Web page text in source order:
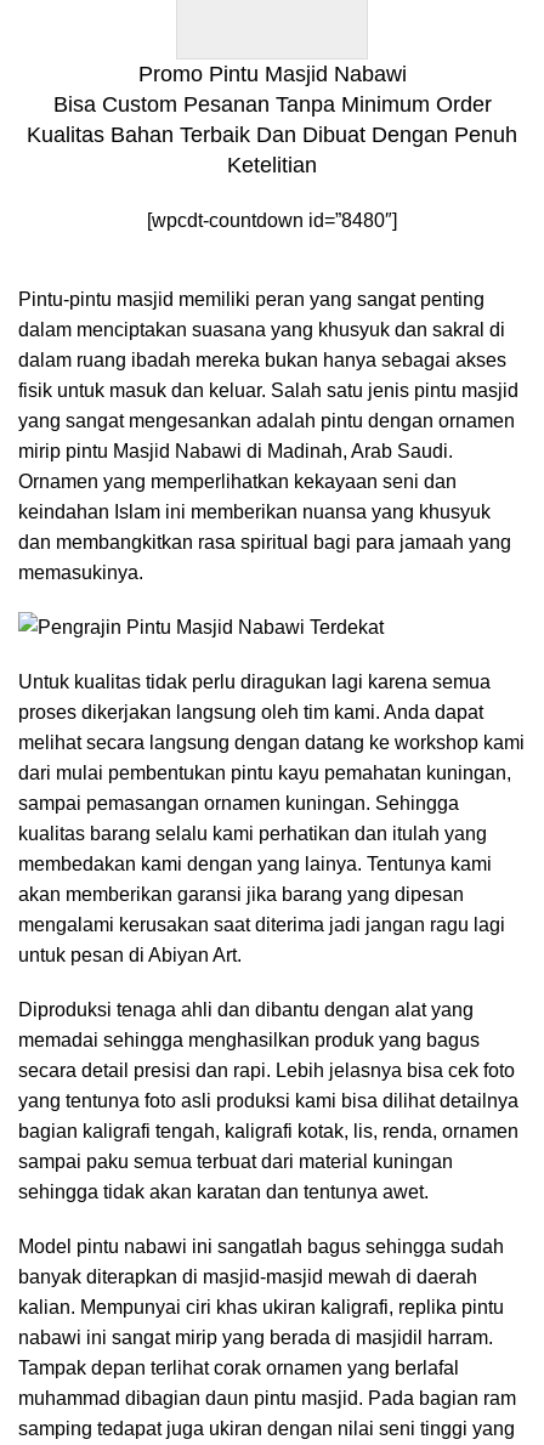
Promo Pintu Masjid Nabawi
Bisa Custom Pesanan Tanpa Minimum Order
Kualitas Bahan Terbaik Dan Dibuat Dengan Penuh
Ketelitian
[wpcdt-countdown id=”8480″]
Pintu-pintu masjid memiliki peran yang sangat penting
dalam menciptakan suasana yang khusyuk dan sakral di
dalam ruang ibadah mereka bukan hanya sebagai akses
fisik untuk masuk dan keluar. Salah satu jenis pintu masjid
yang sangat mengesankan adalah pintu dengan ornamen
mirip pintu Masjid Nabawi di Madinah, Arab Saudi.
Ornamen yang memperlihatkan kekayaan seni dan
keindahan Islam ini memberikan nuansa yang khusyuk
dan membangkitkan rasa spiritual bagi para jamaah yang
memasukinya.
Untuk kualitas tidak perlu diragukan lagi karena semua
proses dikerjakan langsung oleh tim kami. Anda dapat
melihat secara langsung dengan datang ke workshop kami
dari mulai pembentukan pintu kayu pemahatan kuningan,
sampai pemasangan ornamen kuningan. Sehingga
kualitas barang selalu kami perhatikan dan itulah yang
membedakan kami dengan yang lainya. Tentunya kami
akan memberikan garansi jika barang yang dipesan
mengalami kerusakan saat diterima jadi jangan ragu lagi
untuk pesan di Abiyan Art.
Diproduksi tenaga ahli dan dibantu dengan alat yang
memadai sehingga menghasilkan produk yang bagus
secara detail presisi dan rapi. Lebih jelasnya bisa cek foto
yang tentunya foto asli produksi kami bisa dilihat detailnya
bagian kaligrafi tengah, kaligrafi kotak, lis, renda, ornamen
sampai paku semua terbuat dari material kuningan
sehingga tidak akan karatan dan tentunya awet.
Model pintu nabawi ini sangatlah bagus sehingga sudah
banyak diterapkan di masjid-masjid mewah di daerah
kalian. Mempunyai ciri khas ukiran kaligrafi, replika pintu
nabawi ini sangat mirip yang berada di masjidil harram.
Tampak depan terlihat corak ornamen yang berlafal
muhammad dibagian daun pintu masjid. Pada bagian ram
samping tedapat juga ukiran dengan nilai seni tinggi yang